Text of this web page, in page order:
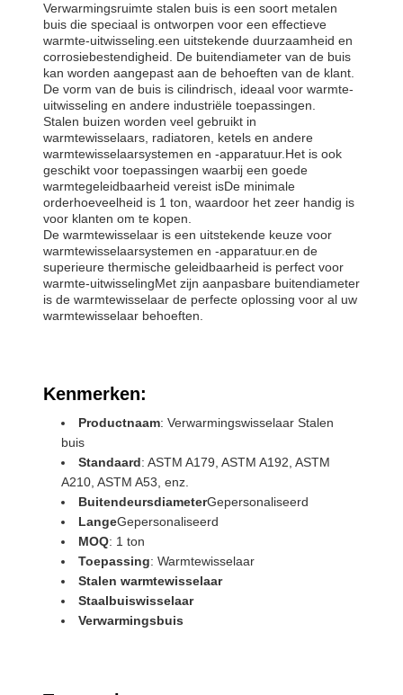
Verwarmingsruimte stalen buis is een soort metalen
buis die speciaal is ontworpen voor een effectieve
warmte-uitwisseling.een uitstekende duurzaamheid en
corrosiebestendigheid. De buitendiameter van de buis
kan worden aangepast aan de behoeften van de klant.
De vorm van de buis is cilindrisch, ideaal voor warmte-
uitwisseling en andere industriële toepassingen.
Stalen buizen worden veel gebruikt in
warmtewisselaars, radiatoren, ketels en andere
warmtewisselaarsystemen en -apparatuur.Het is ook
geschikt voor toepassingen waarbij een goede
warmtegeleidbaarheid vereist isDe minimale
orderhoeveelheid is 1 ton, waardoor het zeer handig is
voor klanten om te kopen.
De warmtewisselaar is een uitstekende keuze voor
warmtewisselaarsystemen en -apparatuur.en de
superieure thermische geleidbaarheid is perfect voor
warmte-uitwisselingMet zijn aanpasbare buitendiameter
is de warmtewisselaar de perfecte oplossing voor al uw
warmtewisselaar behoeften.
Kenmerken:
Productnaam: Verwarmingswisselaar Stalen
buis
Standaard: ASTM A179, ASTM A192, ASTM
A210, ASTM A53, enz.
BuitendeursdiameterGepersonaliseerd
LangeGepersonaliseerd
MOQ: 1 ton
Toepassing: Warmtewisselaar
Stalen warmtewisselaar
Staalbuiswisselaar
Verwarmingsbuis